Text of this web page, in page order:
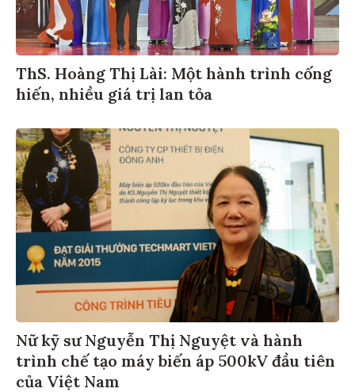
ThS. Hoàng Thị Lài: Một hành trình cống
hiến, nhiều giá trị lan tỏa
Nữ kỹ sư Nguyễn Thị Nguyệt và hành
trình chế tạo máy biến áp 500kV đầu tiên
của Việt Nam